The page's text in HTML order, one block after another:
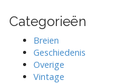
Categorieën
Breien
Geschiedenis
Overige
Vintage